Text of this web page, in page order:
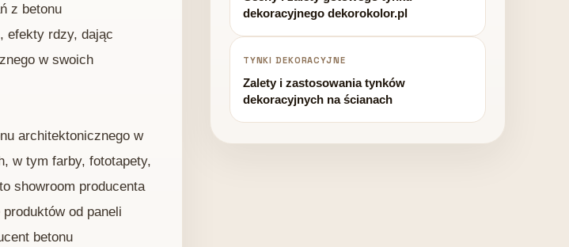
z betonu
efekty rdzy, dając
w swoich
architektonicznego w
w tym farby, fototapety,
showroom producenta
od paneli
betonu
dekoracyjnego dekorokolor.pl
TYNKI DEKORACYJNE
Zalety i zastosowania tynków
dekoracyjnych na ścianach